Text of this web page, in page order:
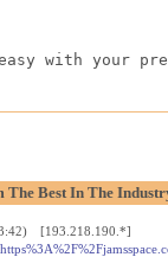
easy with your
The Best In The
[193.218.190.*]